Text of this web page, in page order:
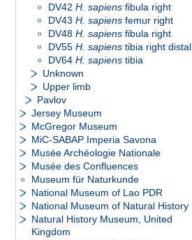
DV42 H. sapiens fibula right
DV43 H. sapiens femur right
DV48 H. sapiens fibula right
DV55 H. sapiens tibia right distal
DV64 H. sapiens tibia
Unknown
Upper limb
Pavlov
Jersey Museum
McGregor Museum
MiC-SABAP Imperia Savona
Musée Archéologie Nationale
Musée des Confluences
Museum für Naturkunde
National Museum of Lao PDR
National Museum of Natural History
Natural History Museum, United
Kingdom